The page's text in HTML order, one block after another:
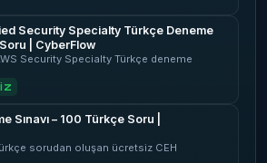
Security Specialty Türkçe Deneme
Soru | CyberFlow
Security Specialty Türkçe deneme
Sınavı – 100 Türkçe Soru |
sorudan oluşan ücretsiz CEH